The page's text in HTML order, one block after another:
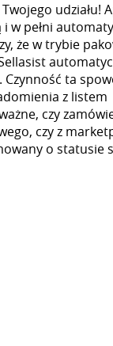
udziału!
i w pełni
że w trybie
ta
z listem
czy
czy z
o statusie